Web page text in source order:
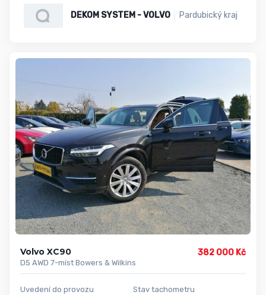
DEKOM SYSTEM - VOLVO Pardubický kraj
Volvo XC90
D5 AWD 7-míst Bowers & Wilkins
382 000 Kč
Uvedení do provozu
Stav tachometru